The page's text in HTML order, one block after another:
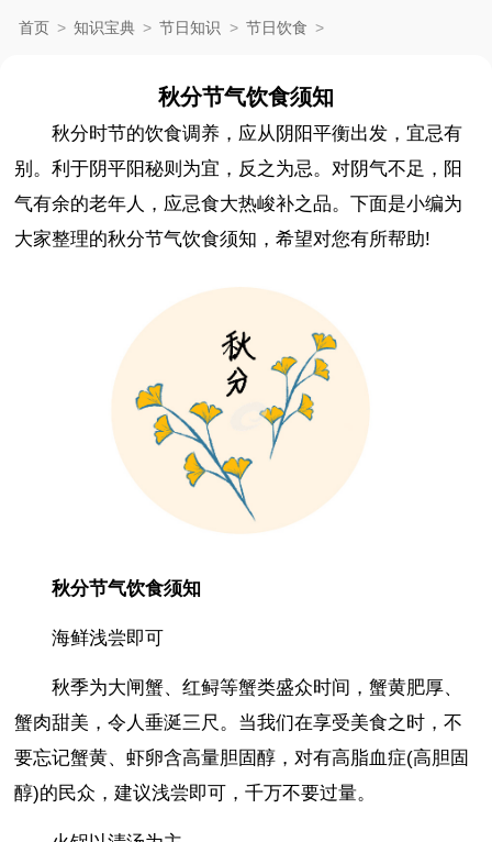
首页 > 知识宝典 > 节日知识 > 节日饮食 >
秋分节气饮食须知
秋分时节的饮食调养，应从阴阳平衡出发，宜忌有
别。利于阴平阳秘则为宜，反之为忌。对阴气不足，阳
气有余的老年人，应忌食大热峻补之品。下面是小编为
大家整理的秋分节气饮食须知，希望对您有所帮助!
秋分节气饮食须知
海鲜浅尝即可
秋季为大闸蟹、红鲟等蟹类盛众时间，蟹黄肥厚、
蟹肉甜美，令人垂涎三尺。当我们在享受美食之时，不
要忘记蟹黄、虾卵含高量胆固醇，对有高脂血症(高胆固
醇)的民众，建议浅尝即可，千万不要过量。